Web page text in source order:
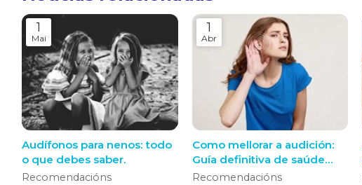
1
Mai
Audífonos para nenos: todo
o que debes saber.
Recomendacións
1
Abr
Como mellorar a audición:
Guía definitiva de saúde
auditiva e solucións
Recomendacións